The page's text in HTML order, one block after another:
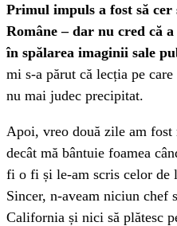
Primul impuls a fost să cer
Române – dar nu cred că
în spălarea imaginii sale
mi s-a părut că lecția pe
nu mai judec precipitat.
Apoi, vreo două zile am
decât mă bântuie foamea
fi o fi și le-am scris celor de
Sincer, n-aveam niciun chef
California și nici să plătesc